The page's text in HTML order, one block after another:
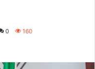
0 160